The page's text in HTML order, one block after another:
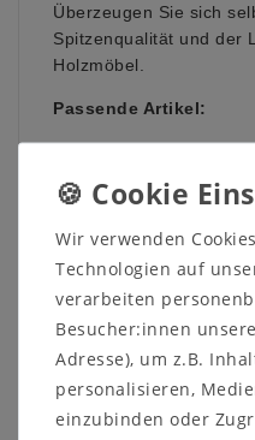
Überzeugen Sie sich
Spitzenqualität und der
Holzmöbel.
Passende Artikel:
zusätzliche
2505HB-X)
2505HBS-X)
Maße oder Farbe sind
oder Sie suchen ein
Wir verwenden
Technologien auf
verarbeiten
Besucher:innen
Adresse), um z.B.
personalisieren,
einzubinden oder